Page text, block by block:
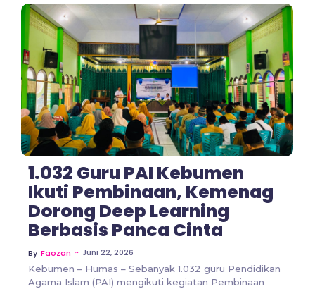
No Comments
1.032 Guru PAI Kebumen
Ikuti Pembinaan, Kemenag
Dorong Deep Learning
Berbasis Panca Cinta
By Faozan ~ Juni 22, 2026
Kebumen – Humas – Sebanyak 1.032 guru Pendidikan
Agama Islam (PAI) mengikuti kegiatan Pembinaan